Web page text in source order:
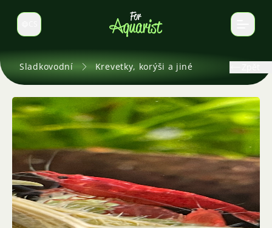
Select language
Sladkovodní Krevetky, korýši a jiné